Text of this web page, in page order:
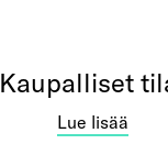
Kaupalliset
Lue lisää